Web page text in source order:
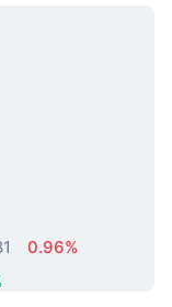
0.96%